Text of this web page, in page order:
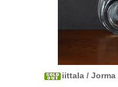
iittala /